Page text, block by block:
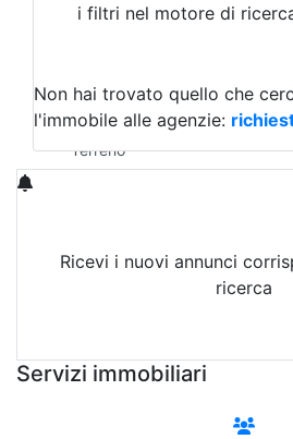
Magazzini
Qualsiasi
Terreno edificabile
Terreno
i filtri nel motore di
Non hai trovato quello che
l'immobile alle agenzie:
Ricevi i nuovi annunci
ricerca
Servizi immobiliari